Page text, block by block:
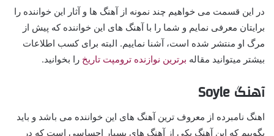
در این قسمت می خواهیم چند نمونه از آهنگ ها و آثار این خواننده را
برایتان معرفی نمایم و شما را با آهنگ های این خواننده که پیش از
مرگ او منتشر شده است، آشنا نماییم. البته برای کسب اطلاعات
بیشتر میتوانید مقاله برترین نوازنده ترومپت تاریخ را بخوانید.
آهنگ Soyle
اهنگ نامبرده از معروف ترین آهنگ های این خواننده می باشد و باید
بگوییم که این آهنگ یکی از آهنگ های بسیار احساسی است که در